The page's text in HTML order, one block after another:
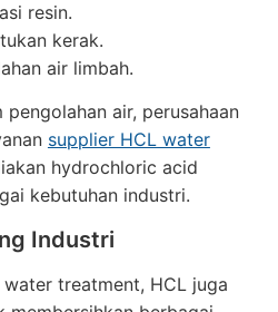
resin.
kerak.
air limbah.
air, perusahaan
supplier HCL water
hydrochloric acid
kebutuhan industri.
Industri
treatment, HCL juga